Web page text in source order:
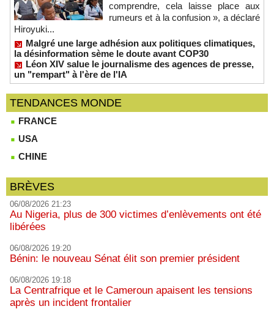
comprendre, cela laisse place aux
rumeurs et à la confusion », a déclaré
Hiroyuki...
Malgré une large adhésion aux politiques climatiques,
la désinformation sème le doute avant COP30
Léon XIV salue le journalisme des agences de presse,
un "rempart" à l'ère de l'IA
TENDANCES MONDE
FRANCE
USA
CHINE
BRÈVES
06/08/2026 21:23
Au Nigeria, plus de 300 victimes d’enlèvements ont été
libérées
06/08/2026 19:20
Bénin: le nouveau Sénat élit son premier président
06/08/2026 19:18
La Centrafrique et le Cameroun apaisent les tensions
après un incident frontalier